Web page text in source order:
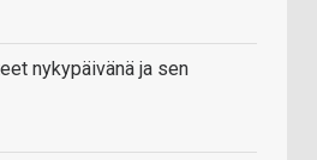
nykypäivänä ja sen